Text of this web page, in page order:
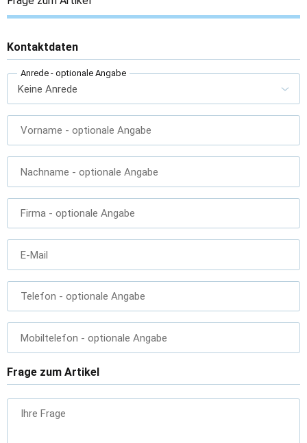
Kontaktdaten
Anrede - optionale Angabe
Vorname - optionale Angabe
Nachname - optionale Angabe
Firma - optionale Angabe
E-Mail
Telefon - optionale Angabe
Mobiltelefon - optionale Angabe
Frage zum Artikel
Ihre Frage